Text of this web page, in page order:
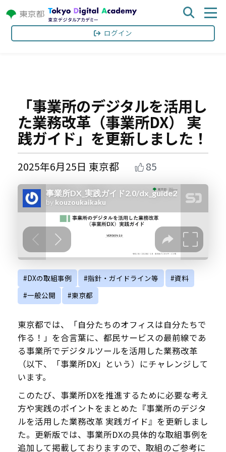
ログイン
「事業所のデジタルを活用し
た業務改革（事業所DX） 実
践ガイド」を更新しました！
2025年6月25日 東京都 85
#DXの取組事例 #指針・ガイドライン等
#資料
#一般公開
#東京都
東京都では、「自分たちのオフィスは自分たちで
作る！」を合言葉に、都民サービスの最前線であ
る事業所でデジタルツールを活用した業務改革
（以下、「事業所DX」という）にチャレンジして
います。
このたび、事業所DXを推進するために必要な考え
方や実践のポイントをまとめた『事業所のデジタ
ルを活用した業務改革 実践ガイド』を更新しまし
た。更新版では、事業所DXの具体的な取組事例を
追加して掲載しておりますので、取組のご参考に